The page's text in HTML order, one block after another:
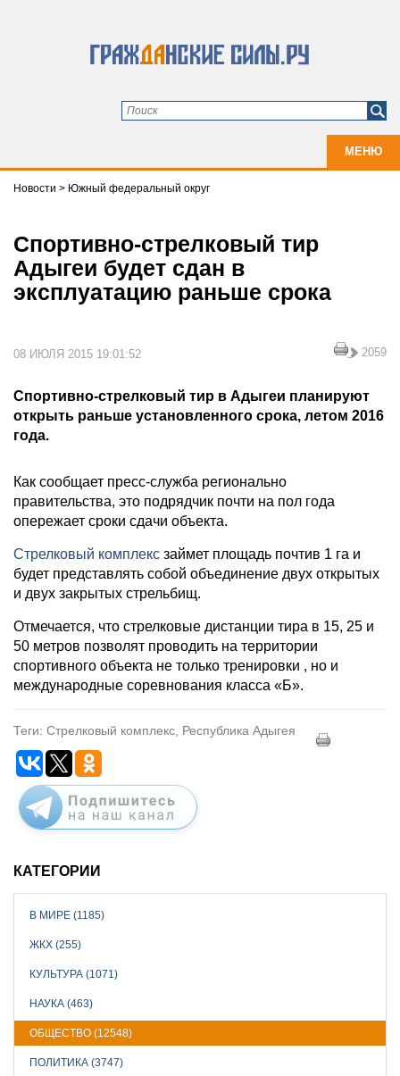
МЕНЮ
Новости > Южный федеральный округ
Спортивно-стрелковый тир
Адыгеи будет сдан в
эксплуатацию раньше срока
08 ИЮЛЯ 2015 19:01:52 2059
Спортивно-стрелковый тир в Адыгеи планируют
открыть раньше установленного срока, летом 2016
года.
Как сообщает пресс-служба регионально
правительства, это подрядчик почти на пол года
опережает сроки сдачи объекта.
Стрелковый комплекс займет площадь почтив 1 га и
будет представлять собой объединение двух открытых
и двух закрытых стрельбищ.
Отмечается, что стрелковые дистанции тира в 15, 25 и
50 метров позволят проводить на территории
спортивного объекта не только тренировки , но и
международные соревнования класса «Б».
Теги: Стрелковый комплекс, Республика Адыгея
КАТЕГОРИИ
В МИРЕ (1185)
ЖКХ (255)
КУЛЬТУРА (1071)
НАУКА (463)
ОБЩЕСТВО (12548)
ПОЛИТИКА (3747)